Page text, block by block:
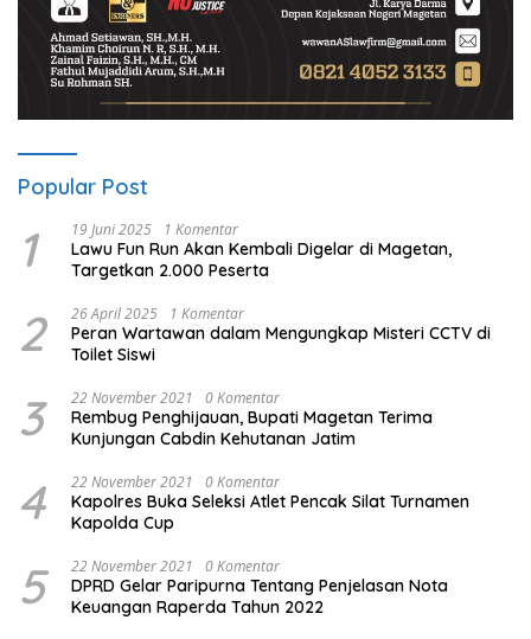
Popular Post
1 19 Juni 2025 1 Komentar
Lawu Fun Run Akan Kembali Digelar di Magetan,
Targetkan 2.000 Peserta
2 26 April 2025 1 Komentar
Peran Wartawan dalam Mengungkap Misteri CCTV di
Toilet Siswi
3 22 November 2021 0 Komentar
Rembug Penghijauan, Bupati Magetan Terima
Kunjungan Cabdin Kehutanan Jatim
4 22 November 2021 0 Komentar
Kapolres Buka Seleksi Atlet Pencak Silat Turnamen
Kapolda Cup
5 22 November 2021 0 Komentar
DPRD Gelar Paripurna Tentang Penjelasan Nota
Keuangan Raperda Tahun 2022